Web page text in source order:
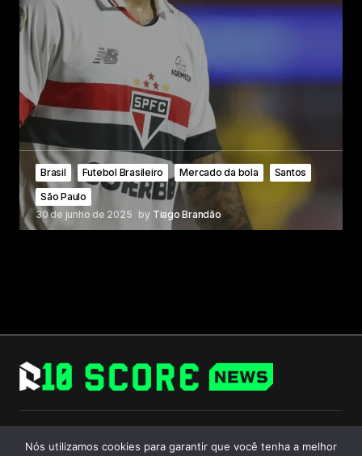
Brasil Futebol Brasileiro Mercado da bola
Santos
São Paulo
30 de junho de 2025 by Tiago Brandão
Follow Us
Nós utilizamos cookies para garantir que você tenha a melhor